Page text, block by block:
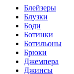
Блейзеры
Блузки
Боди
Ботинки
Ботильоны
Брюки
Джемпера
Джинсы